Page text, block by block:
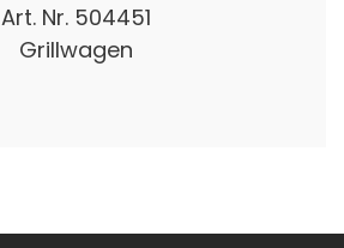
Art. Nr. 504451
Grillwagen